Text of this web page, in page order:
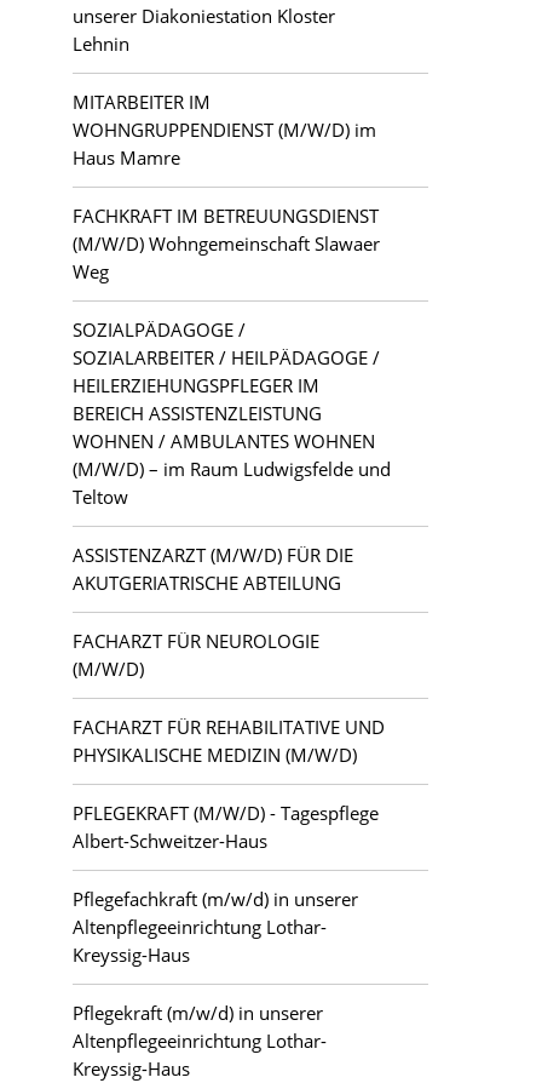
unserer Diakoniestation Kloster
Lehnin
MITARBEITER IM
WOHNGRUPPENDIENST (M/W/D) im
Haus Mamre
FACHKRAFT IM BETREUUNGSDIENST
(M/W/D) Wohngemeinschaft Slawaer
Weg
SOZIALPÄDAGOGE /
SOZIALARBEITER / HEILPÄDAGOGE /
HEILERZIEHUNGSPFLEGER IM
BEREICH ASSISTENZLEISTUNG
WOHNEN / AMBULANTES WOHNEN
(M/W/D) – im Raum Ludwigsfelde und
Teltow
ASSISTENZARZT (M/W/D) FÜR DIE
AKUTGERIATRISCHE ABTEILUNG
FACHARZT FÜR NEUROLOGIE
(M/W/D)
FACHARZT FÜR REHABILITATIVE UND
PHYSIKALISCHE MEDIZIN (M/W/D)
PFLEGEKRAFT (M/W/D) - Tagespflege
Albert-Schweitzer-Haus
Pflegefachkraft (m/w/d) in unserer
Altenpflegeeinrichtung Lothar-
Kreyssig-Haus
Pflegekraft (m/w/d) in unserer
Altenpflegeeinrichtung Lothar-
Kreyssig-Haus